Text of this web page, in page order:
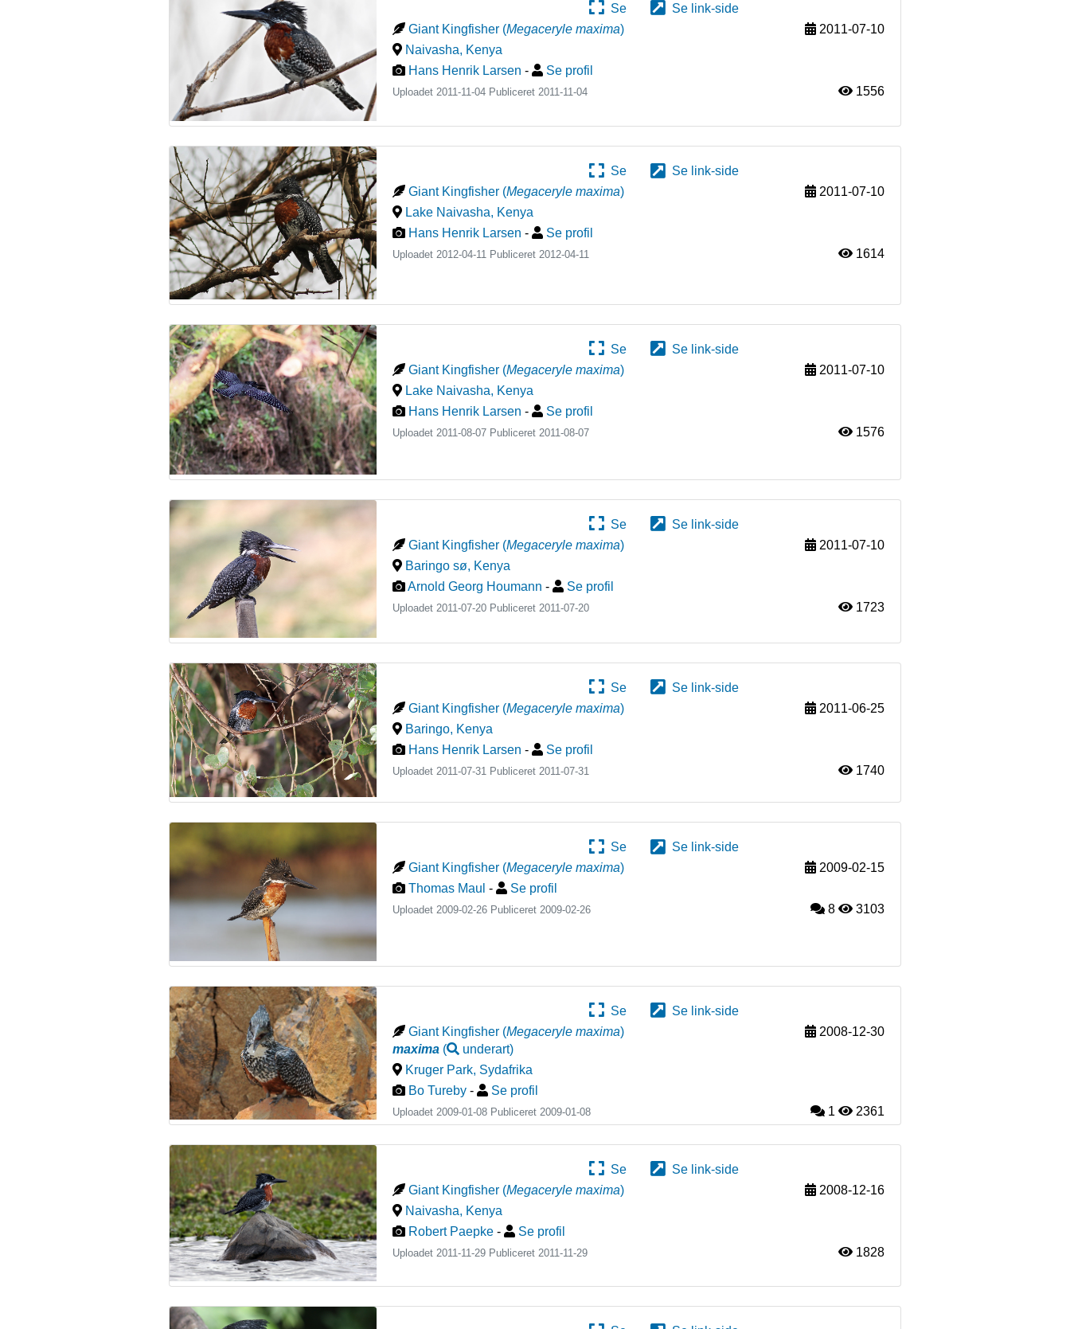
Se
Se link-side
Giant Kingfisher (Megaceryle maxima)
2011-07-10
Naivasha, Kenya
Hans Henrik Larsen - Se profil
Uploadet 2011-11-04 Publiceret 2011-11-04 1556
Se
Se link-side
Giant Kingfisher (Megaceryle maxima)
2011-07-10
Lake Naivasha, Kenya
Hans Henrik Larsen - Se profil
Uploadet 2012-04-11 Publiceret2012-04-11 1614
Se
Se link-side
Giant Kingfisher (Megaceryle maxima)
2011-07-10
Lake Naivasha, Kenya
Hans Henrik Larsen - Se profil
Uploadet 2011-08-07 Publiceret 2011-08-07 1576
Se
Se link-side
Giant Kingfisher (Megaceryle maxima)
2011-07-10
Baringo sø, Kenya
Arnold Georg Houmann - Se profil
Uploadet 2011-07-20 Publiceret 2011-07-20 1723
Se
Se link-side
Giant Kingfisher (Megaceryle maxima)
2011-06-25
Baringo, Kenya
Hans Henrik Larsen - Se profil
Uploadet 2011-07-31 Publiceret2011-07-31 1740
Se
Se link-side
Giant Kingfisher (Megaceryle maxima)
2009-02-15
Thomas Maul - Se profil
Uploadet 2009-02-26 Publiceret2009-02-26 8 3103
Se
Se link-side
Giant Kingfisher (Megaceryle maxima)
maxima ( underart)
2008-12-30
Kruger Park, Sydafrika
Bo Tureby - Se profil
Uploadet 2009-01-08 Publiceret 2009-01-08 1 2361
Se
Se link-side
Giant Kingfisher (Megaceryle maxima)
2008-12-16
Naivasha, Kenya
Robert Paepke - Se profil
Uploadet 2011-11-29 Publiceret 2011-11-29 1828